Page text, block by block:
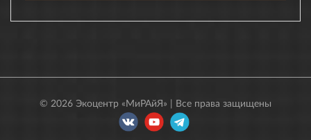
© 2026 Экоцентр «МиРАйЯ» | Все права защищены